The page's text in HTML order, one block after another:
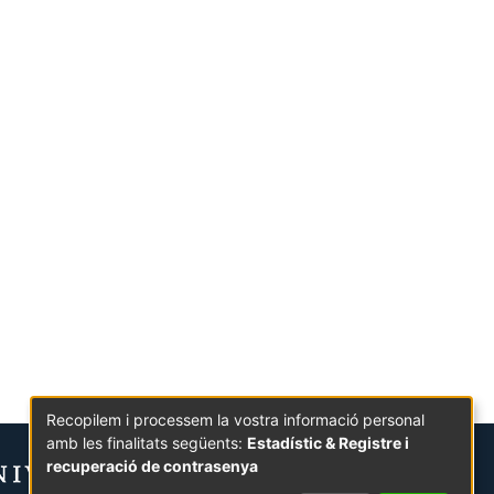
Recopilem i processem la vostra informació personal
amb les finalitats següents: Estadístic & Registre i
recuperació de contrasenya